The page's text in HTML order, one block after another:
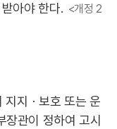
아야 한다. <개정 2
지ㆍ보호 또는 운
관이 정하여 고시